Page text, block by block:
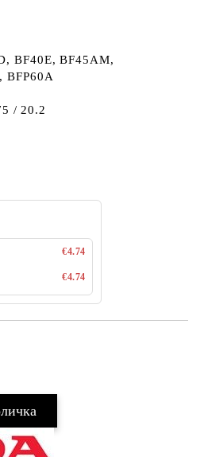
BF40E, BF45AM,
BFP60A
/ 20.2
€4.74
€4.74